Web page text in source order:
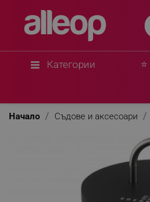
Категории
Начало Съдове и аксесоари